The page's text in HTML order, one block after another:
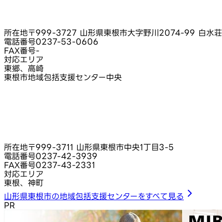
所在地〒999-3727 山形県東根市大字野川2074-99 白水
電話番号0237-53-0606
FAX番号-
対応エリア
東郷、高崎
東根市地域包括支援センター中央
所在地〒999-3711 山形県東根市中央1丁目3-5
電話番号0237-42-3939
FAX番号0237-43-2331
対応エリア
東根、神町
山形県東根市の地域包括支援センターをすべて見る
PR